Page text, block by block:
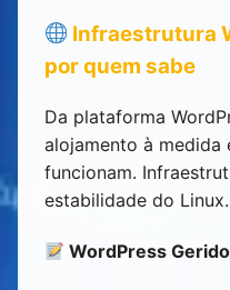
Infraestrutura
por quem sabe
Da plataforma
alojamento à medida
funcionam.
estabilidade do Linux.
WordPress